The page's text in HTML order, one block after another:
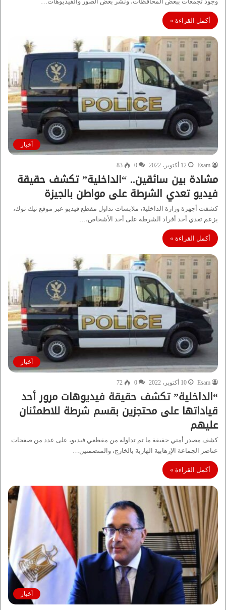
أكمل القراءة »
أخبار
Esam 12 أكتوبر، 2022 0
83
مشادة بين سائقين.. “الداخلية” تكشف حقيقة
فيديو تعدي الشرطة على مواطن بالجيزة
كشفت أجهزة وزارة الداخلية، ملابسات تداول مقطع فيديو عبر موقع تيك توك،
يزعم تعدي أحد أفراد الشرطة على أحد الأشخاص،…
أكمل القراءة »
أخبار
Esam 10 أكتوبر، 2022 0
72
“الداخلية” تكشف حقيقة فيديوهات مرور أحد
قياداتها على محتجزين بقسم شرطة للاطمئنان
عليهم
كشف مصدر أمني حقيقة ما تم تداوله من مقطعي فيديو، على عدد من صفحات
عناصر الجماعة الإرهابية الهاربة بالخارج، والمتضمنين…
أكمل القراءة »
أخبار